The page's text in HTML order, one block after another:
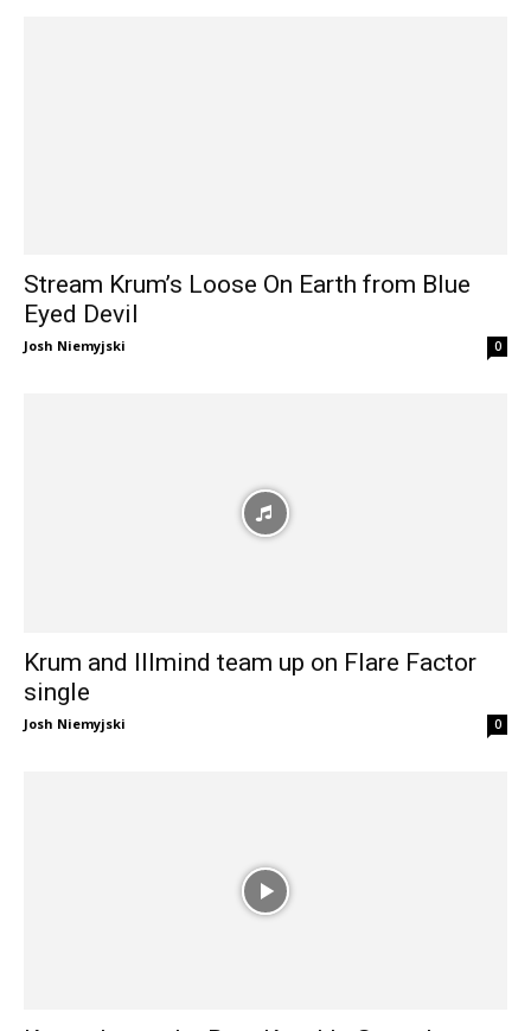
Stream Krum’s Loose On Earth from Blue
Eyed Devil
Josh Niemyjski 0
Krum and Illmind team up on Flare Factor
single
Josh Niemyjski 0